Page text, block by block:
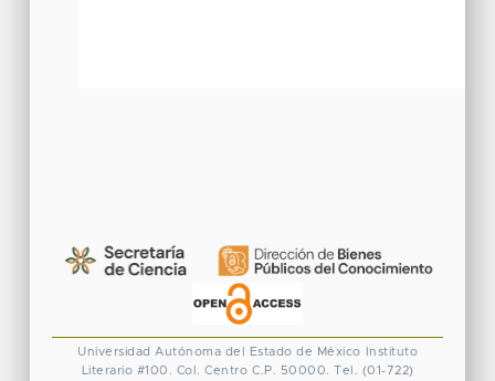
Universidad Autónoma del Estado de México
Instituto
Literario #100. Col. Centro C.P. 50000. Tel. (01-722)